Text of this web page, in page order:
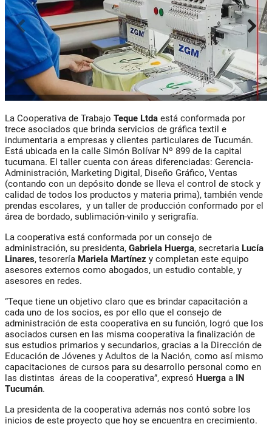
La Cooperativa de Trabajo Teque Ltda está conformada por
trece asociados que brinda servicios de gráfica textil e
indumentaria a empresas y clientes particulares de Tucumán.
Está ubicada en la calle Simón Bolívar Nº 899 de la capital
tucumana. El taller cuenta con áreas diferenciadas: Gerencia-
Administración, Marketing Digital, Diseño Gráfico, Ventas
(contando con un depósito donde se lleva el control de stock y
calidad de todos los productos y materia prima), también vende
prendas escolares, y un taller de producción conformado por el
área de bordado, sublimación-vinilo y serigrafía.
La cooperativa está conformada por un consejo de
administración, su presidenta, Gabriela Huerga, secretaria Lucía
Linares, tesorería Mariela Martínez y completan este equipo
asesores externos como abogados, un estudio contable, y
asesores en redes.
“Teque tiene un objetivo claro que es brindar capacitación a
cada uno de los socios, es por ello que el consejo de
administración de esta cooperativa en su función, logró que los
asociados cursen en las misma cooperativa la finalización de
sus estudios primarios y secundarios, gracias a la Dirección de
Educación de Jóvenes y Adultos de la Nación, como así mismo
capacitaciones de cursos para su desarrollo personal como en
las distintas áreas de la cooperativa”, expresó Huerga a IN
Tucumán.
La presidenta de la cooperativa además nos contó sobre los
inicios de este proyecto que hoy se encuentra en crecimiento.